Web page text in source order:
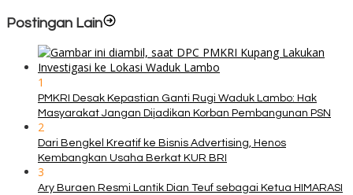
Postingan Lain
1
PMKRI Desak Kepastian Ganti Rugi Waduk Lambo: Hak
Masyarakat Jangan Dijadikan Korban Pembangunan PSN
2
Dari Bengkel Kreatif ke Bisnis Advertising, Henos
Kembangkan Usaha Berkat KUR BRI
3
Ary Buraen Resmi Lantik Dian Teuf sebagai Ketua HIMARASI